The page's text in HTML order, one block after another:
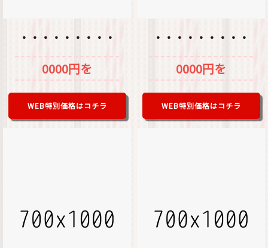
・・・・・・・・・
0000円を
WEB特別価格はコチラ
・・・・・・・・・
0000円を
WEB特別価格はコチラ